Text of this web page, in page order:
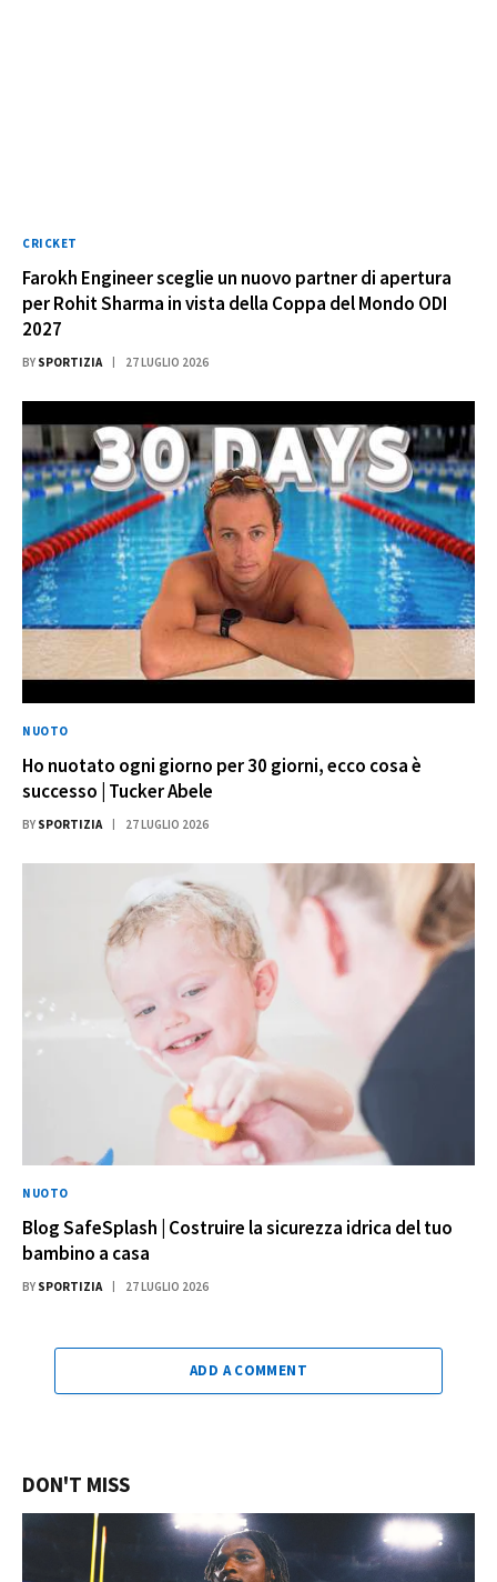
CRICKET
Farokh Engineer sceglie un nuovo partner di apertura
per Rohit Sharma in vista della Coppa del Mondo ODI
2027
BY SPORTIZIA 27 LUGLIO 2026
NUOTO
Ho nuotato ogni giorno per 30 giorni, ecco cosa è
successo | Tucker Abele
BY SPORTIZIA 27 LUGLIO 2026
NUOTO
Blog SafeSplash | Costruire la sicurezza idrica del tuo
bambino a casa
BY SPORTIZIA 27 LUGLIO 2026
ADD A COMMENT
DON'T MISS